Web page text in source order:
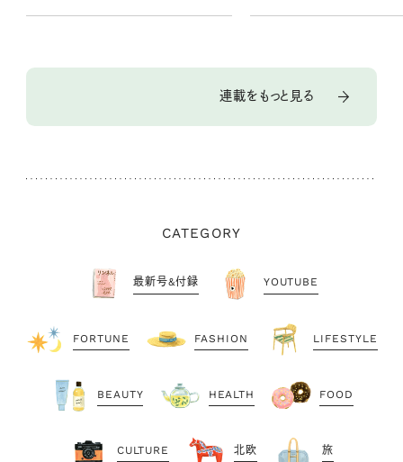
連載をもっと見る
CATEGORY
最新号&付録 YOUTUBE
FORTUNE FASHION LIFESTYLE
BEAUTY HEALTH FOOD
CULTURE 北欧 旅